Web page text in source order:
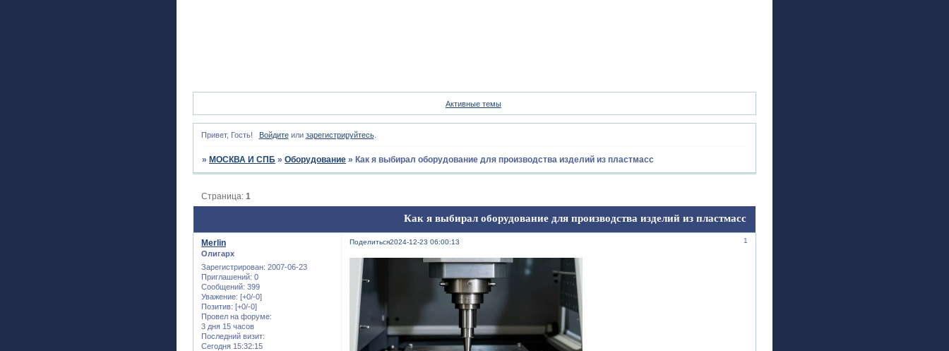
Активные темы
Привет, Гость! Войдитеили зарегистрируйтесь.
» МОСКВА И СПБ »Оборудование » Как я выбирал оборудование для производства изделий из пластмасс
Как я выбирал оборудование для производства изделий из пластмасс
Страница:1
Поделиться 1
2024-12-23 06:00:13
Merlin
Олигарх
Зарегистрирован: 2007-06-23
Приглашений: 0
Сообщений: 399
Уважение: [+0/-0]
Позитив: [+0/-0]
Провел на форуме:
3 дня 15 часов
Последний визит:
Сегодня 15:32:15